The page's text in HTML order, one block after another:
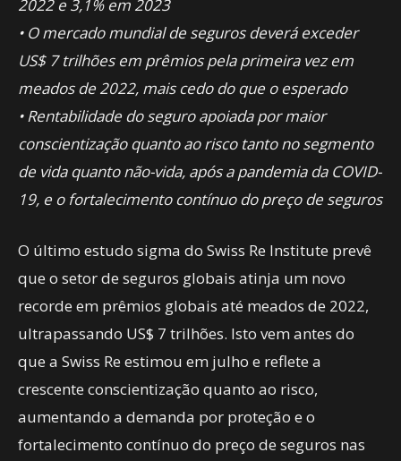
2022 e 3,1% em 2023
• O mercado mundial de seguros deverá exceder
US$ 7 trilhões em prêmios pela primeira vez em
meados de 2022, mais cedo do que o esperado
• Rentabilidade do seguro apoiada por maior
conscientização quanto ao risco tanto no segmento
de vida quanto não-vida, após a pandemia da COVID-
19, e o fortalecimento contínuo do preço de seguros
O último estudo sigma do Swiss Re Institute prevê
que o setor de seguros globais atinja um novo
recorde em prêmios globais até meados de 2022,
ultrapassando US$ 7 trilhões. Isto vem antes do
que a Swiss Re estimou em julho e reflete a
crescente conscientização quanto ao risco,
aumentando a demanda por proteção e o
fortalecimento contínuo do preço de seguros nas